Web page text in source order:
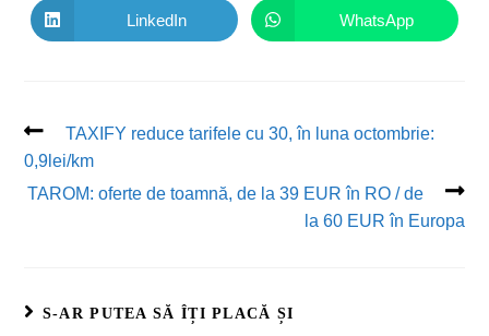
LinkedIn WhatsApp
TAXIFY reduce tarifele cu 30, în luna octombrie:
0,9lei/km
TAROM: oferte de toamnă, de la 39 EUR în RO / de
la 60 EUR în Europa
S-AR PUTEA SĂ ÎȚI PLACĂ ȘI